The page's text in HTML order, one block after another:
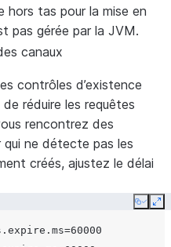
hors tas pour la mise en
pas gérée par la JVM.
canaux
contrôles d’existence
réduire les requêtes
rencontrez des
ne détecte pas les
créés, ajustez le délai
Copy
=60000